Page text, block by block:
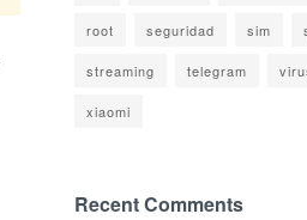
root seguridad sim
streaming telegram
xiaomi
Recent Comments